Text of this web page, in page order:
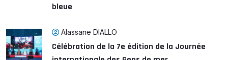
bleue
Alassane DIALLO
Célébration de la 7e édition de la Journée